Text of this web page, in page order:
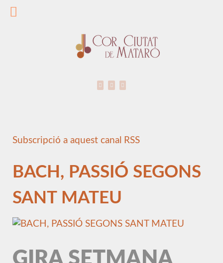
Subscripció a aquest canal RSS
BACH, PASSIÓ SEGONS
SANT MATEU